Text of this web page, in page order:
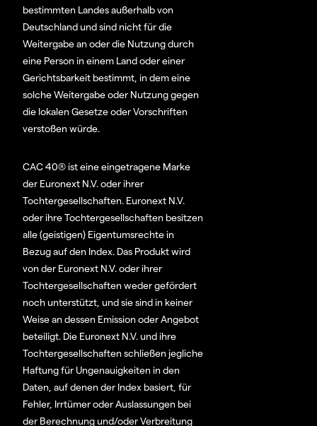
bestimmten Landes außerhalb von
Deutschland und sind nicht für die
Weitergabe an oder die Nutzung durch
eine Person in einem Land oder einer
Gerichtsbarkeit bestimmt, in dem eine
solche Weitergabe oder Nutzung gegen
die lokalen Gesetze oder Vorschriften
verstoßen würde.
CAC 40® ist eine eingetragene Marke
der Euronext N.V. oder ihrer
Tochtergesellschaften. Euronext N.V.
oder ihre Tochtergesellschaften besitzen
alle (geistigen) Eigentumsrechte in
Bezug auf den Index. Das Produkt wird
von der Euronext N.V. oder ihrer
Tochtergesellschaften weder gefördert
noch unterstützt, und sie sind in keiner
Weise an dessen Emission oder Angebot
beteiligt. Die Euronext N.V. und ihre
Tochtergesellschaften schließen jegliche
Haftung für Ungenauigkeiten in den
Daten, auf denen der Index basiert, für
Fehler, Irrtümer oder Auslassungen bei
der Berechnung und/oder Verbreitung